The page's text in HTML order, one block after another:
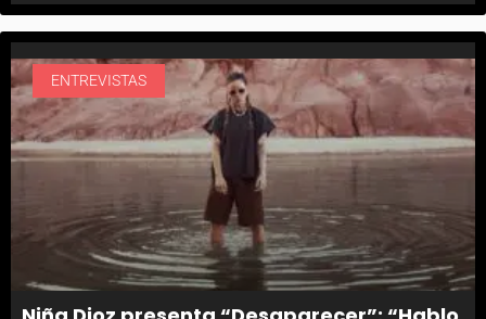
ENTREVISTAS